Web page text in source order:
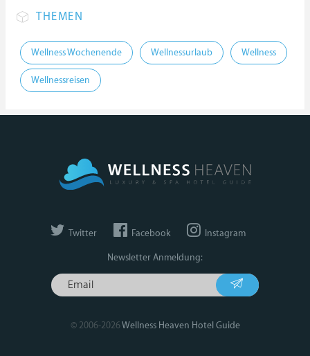
THEMEN
Wellness Wochenende Wellnessurlaub Wellness
Wellnessreisen
Twitter Facebook Instagram
Newsletter Anmeldung:
© 2006-2026Wellness Heaven Hotel Guide